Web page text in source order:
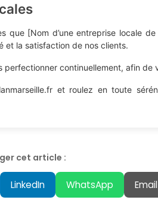
que [Nom d’une entreprise locale
et la satisfaction de nos clients.
continuellement, afin
et roulez en toute
cet article :
LinkedIn WhatsApp Email